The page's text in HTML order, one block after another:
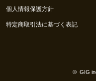
個人情報保護方針
特定商取引法に基づく表記
© GIG